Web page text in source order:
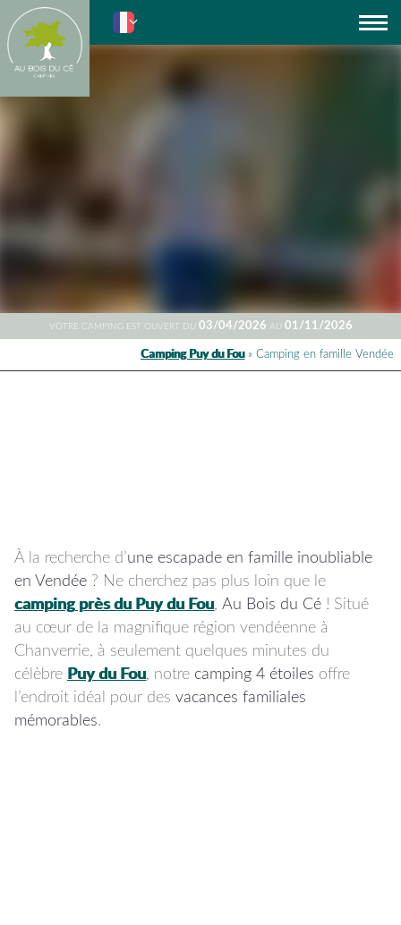
Actus
VOTRE CAMPING EST OUVERT DU 03/04/2026 AU 01/11/2026
Camping Puy du Fou» Camping en famille Vendée
À la recherche d’une escapade en famille inoubliable
en Vendée ? Ne cherchez pas plus loin que le
camping près du Puy du Fou Au Bois du Cé ! Situé
au cœur de la magnifique région vendéenne à
Chanverrie, à seulement quelques minutes du
célèbre Puy du Fou , notre camping 4 étoiles offre
l’endroit idéal pour des vacances familiales
mémorables.